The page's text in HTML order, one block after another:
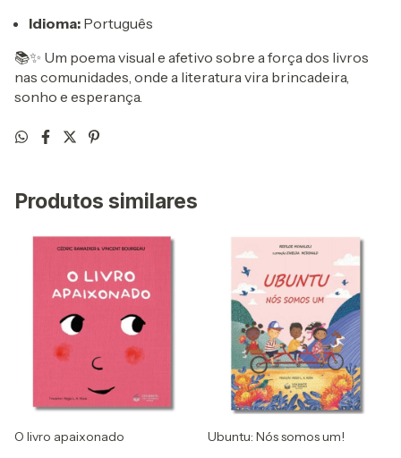
Idioma: Português
📚✨ Um poema visual e afetivo sobre a força dos livros
nas comunidades, onde a literatura vira brincadeira,
sonho e esperança.
Produtos similares
O livro apaixonado Ubuntu: Nós somos um!